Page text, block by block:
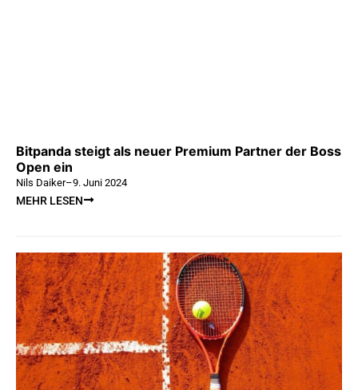
Bitpanda steigt als neuer Premium Partner der Boss
Open ein
Nils Daiker–9. Juni 2024
MEHR LESEN